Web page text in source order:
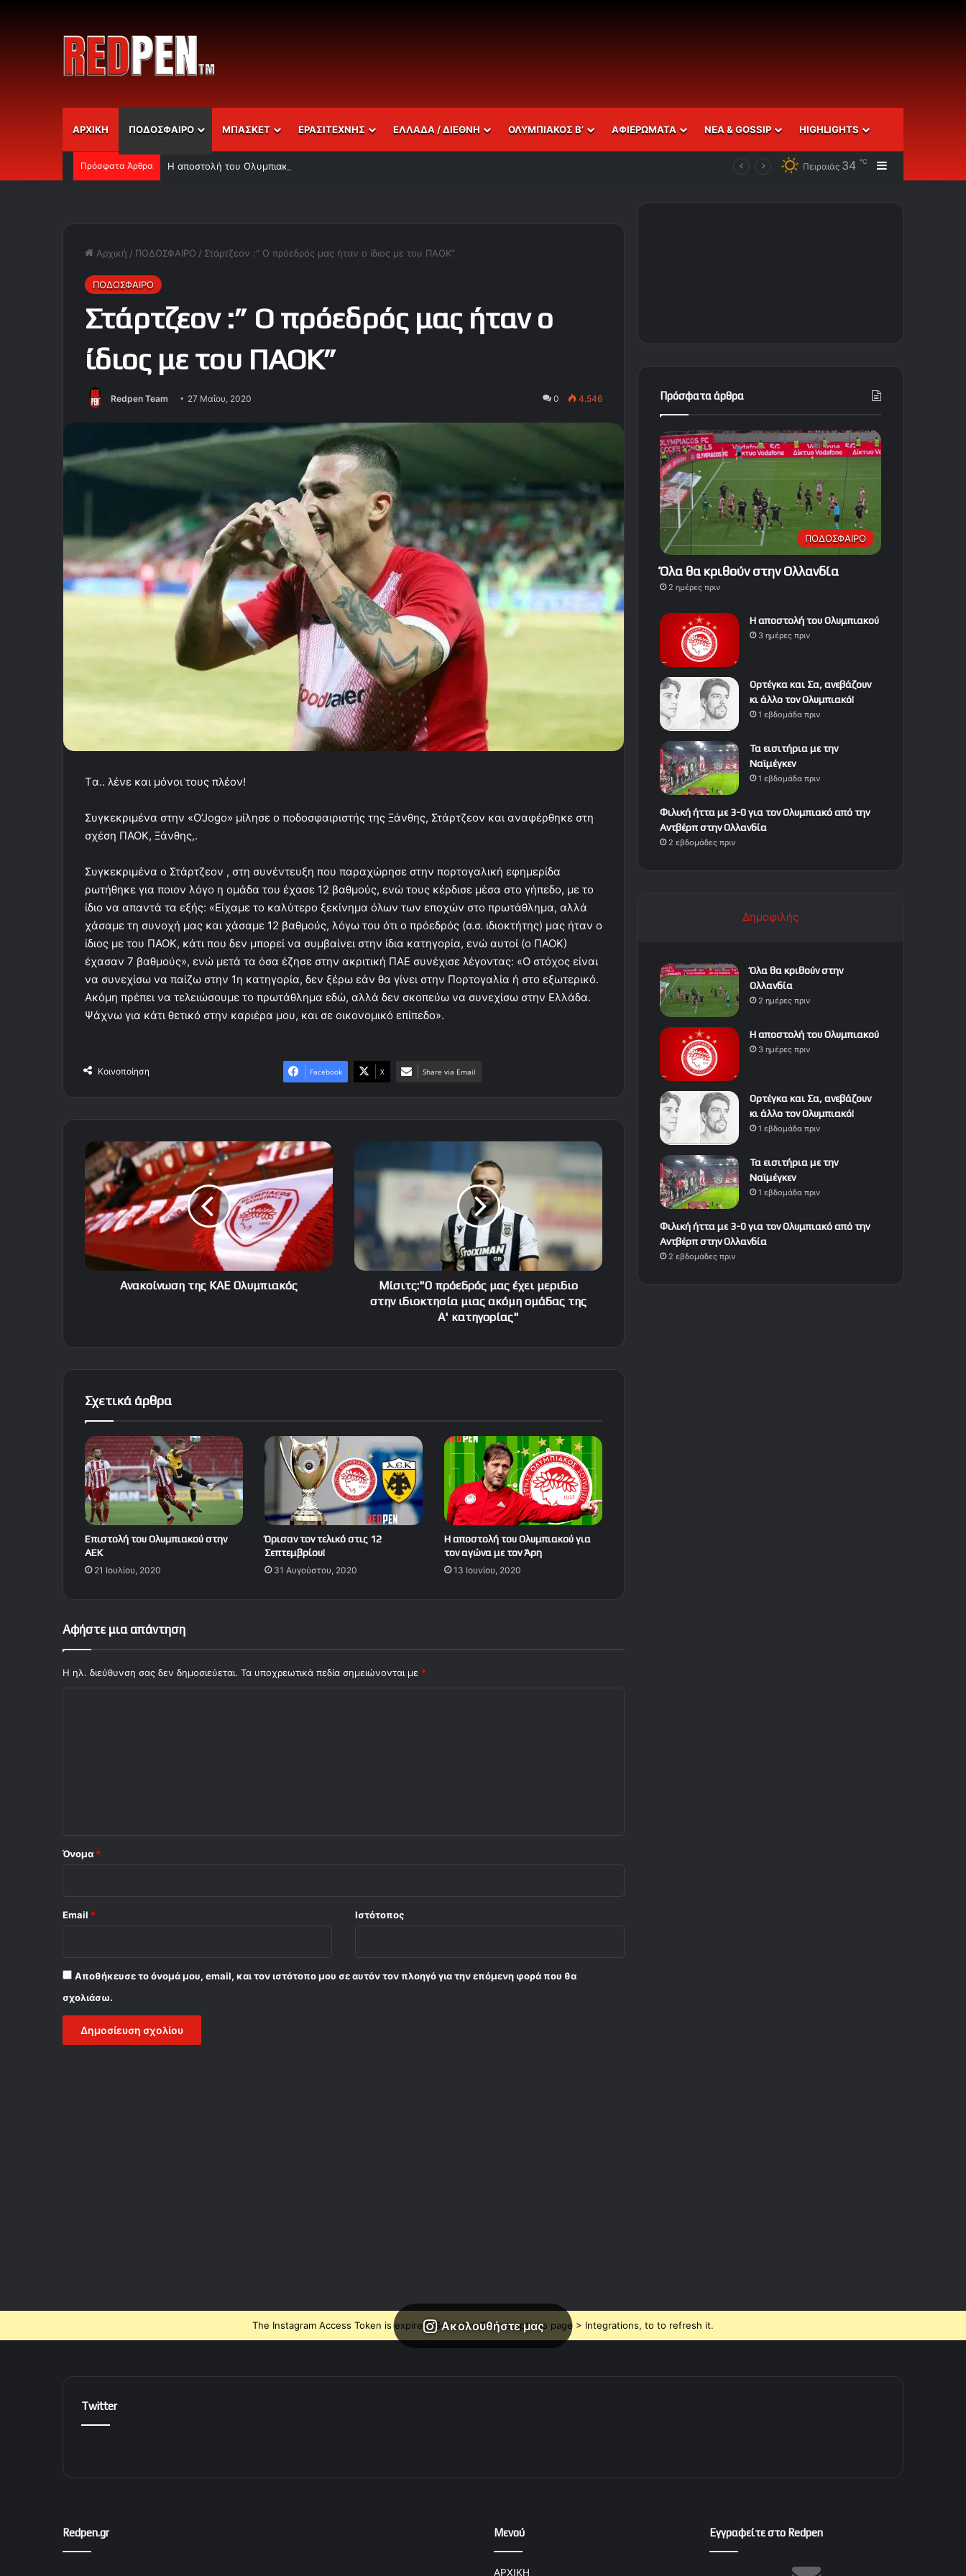
ΑΡΧΙΚΗ ΠΟΔΟΣΦΑΙΡΟ ΜΠΑΣΚΕΤ ΕΡΑΣΙΤΕΧΝΗΣ ΕΛΛΑΔΑ / ΔΙΕΘΝΗ ΟΛΥΜΠΙΑΚΟΣ Β’ ΑΦΙΕΡΩΜΑΤΑ ΝΕΑ & GOSSIP HIGHLIGHTS
Πρόσφατα Άρθρα Η αποστολή του Ολυμπιακού Πειραιάς 34 ℃ Sidebar
Αρχική / ΠΟΔΟΣΦΑΙΡΟ / Στάρτζεον :” Ο πρόεδρός μας ήταν ο ίδιος με του ΠΑΟΚ”
ΠΟΔΟΣΦΑΙΡΟ
Στάρτζεον :” Ο πρόεδρός μας ήταν ο
ίδιος με του ΠΑΟΚ”
Redpen Team 27 Μαΐου, 2020 0 4.546
Tα.. λένε και μόνοι τους πλέον!
Συγκεκριμένα στην «O’Jogo» μίλησε ο ποδοσφαιριστής της Ξάνθης, Στάρτζεον και αναφέρθηκε στη
σχέση ΠΑΟΚ, Ξάνθης,.
Συγκεκριμένα ο Στάρτζεον , στη συνέντευξη που παραχώρησε στην πορτογαλική εφημερίδα
ρωτήθηκε για ποιον λόγο η ομάδα του έχασε 12 βαθμούς, ενώ τους κέρδισε μέσα στο γήπεδο, με το
ίδιο να απαντά τα εξής: «Είχαμε το καλύτερο ξεκίνημα όλων των εποχών στο πρωτάθλημα, αλλά
χάσαμε τη συνοχή μας και χάσαμε 12 βαθμούς, λόγω του ότι ο πρόεδρός (σ.σ. ιδιοκτήτης) μας ήταν ο
ίδιος με του ΠΑΟΚ, κάτι που δεν μπορεί να συμβαίνει στην ίδια κατηγορία, ενώ αυτοί (ο ΠΑΟΚ)
έχασαν 7 βαθμούς», ενώ μετά τα όσα έζησε στην ακριτική ΠΑΕ συνέχισε λέγοντας: «Ο στόχος είναι
να συνεχίσω να παίζω στην 1η κατηγορία, δεν ξέρω εάν θα γίνει στην Πορτογαλία ή στο εξωτερικό.
Ακόμη πρέπει να τελειώσουμε το πρωτάθλημα εδώ, αλλά δεν σκοπεύω να συνεχίσω στην Ελλάδα.
Ψάχνω για κάτι θετικό στην καριέρα μου, και σε οικονομικό επίπεδο».
Κοινοποίηση Facebook X Share via Email
Ανακοίνωση
της
ΚΑΕ
Ολυμπιακός
Ανακοίνωση της ΚΑΕ Ολυμπιακός
μεριδιο
στην
ιδιοκτησία
μιας
ακόμη
ομάδαςΜίσιτς:"Ο πρόεδρός μας έχει μεριδιο
στην ιδιοκτησία μιας ακόμη ομάδας της
Α' κατηγορίας"
Σχετικά άρθρα
Επιστολή του Ολυμπιακού στην
ΑΕΚ
21 Ιουλίου, 2020
Όρισαν τον τελικό στις 12
Σεπτεμβρίου!
31 Αυγούστου, 2020
Η αποστολή του Ολυμπιακού για
τον αγώνα με τον Άρη
13 Ιουνίου, 2020
Αφήστε μια απάντηση
Η ηλ. διεύθυνση σας δεν δημοσιεύεται. Τα υποχρεωτικά πεδία σημειώνονται με *
Όνομα *
Email * Ιστότοπος
Αποθήκευσε το όνομά μου, email, και τον ιστότοπο μου σε αυτόν τον πλοηγό για την επόμενη φορά που θα
σχολιάσω.
Πρόσφατα άρθρα
ΠΟΔΟΣΦΑΙΡΟ
Όλα θα κριθούν στην Ολλανδία
2 ημέρες πριν
Η αποστολή του Ολυμπιακού
3 ημέρες πριν
Ορτέγκα και Σα, ανεβάζουν
κι άλλο τον Ολυμπιακό!
1 εβδομάδα πριν
Τα εισιτήρια με την
Ναϊμέγκεν
1 εβδομάδα πριν
Φιλική ήττα με 3-0 για τον Ολυμπιακό από την
Αντβέρπ στην Ολλανδία
2 εβδομάδες πριν
Δημοφιλής
Όλα θα κριθούν στην
Ολλανδία
2 ημέρες πριν
Η αποστολή του Ολυμπιακού
3 ημέρες πριν
Ορτέγκα και Σα, ανεβάζουν
κι άλλο τον Ολυμπιακό!
1 εβδομάδα πριν
Τα εισιτήρια με την
Ναϊμέγκεν
1 εβδομάδα πριν
Φιλική ήττα με 3-0 για τον Ολυμπιακό από την
Αντβέρπ στην Ολλανδία
2 εβδομάδες πριν
Ακολουθήστε μας
The Instagram Access Token is expired, Go to the Theme options page > Integrations, to to refresh it.
Twitter
Redpen.gr Μενού
ΑΡΧΙΚΗ
Εγγραφείτε στο Redpen